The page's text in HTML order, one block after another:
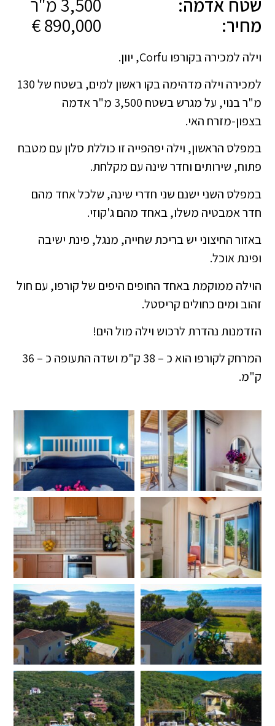
מחיר:
וילה למכירה בקורפו Corfu, יוון.
למכירה וילה מדהימה בקו ראשון למים, בשטח של 130
מ"ר בנוי, על מגרש בשטח 3,500 מ"ר אדמה
בצפון-מזרח האי.
במפלס הראשון, וילה יפהפייה זו כוללת סלון עם מטבח
פתוח, שירותים וחדר שינה עם מקלחת.
במפלס השני ישנם שני חדרי שינה, שלכל אחד מהם
חדר אמבטיה משלו, באחד מהם ג'קוזי.
באזור החיצוני יש בריכת שחייה, מנגל, פינת ישיבה
ופינת אוכל.
הוילה ממוקמת באחד החופים היפים של קורפו, עם חול
זהוב ומים כחולים קריסטל.
הזדמנות נהדרת לרכוש וילה מול הים!
המרחק לקורפו הוא כ – 38 ק"מ ושדה התעופה כ – 36
ק"מ.